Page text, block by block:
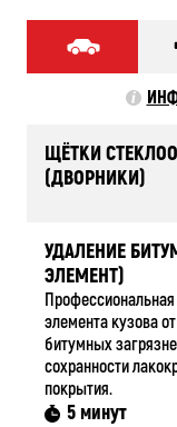
ЩЁТКИ
(ДВОРНИКИ)
УДАЛЕНИЕ
ЭЛЕМЕНТ)
элемента кузова
битумных
сохранности
покрытия.
5 минут